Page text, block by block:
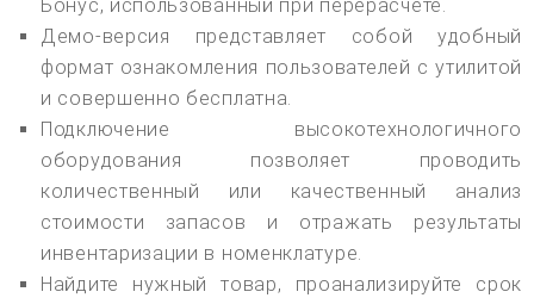
Бонус, использованный при перерасчете.
Демо-версия представляет собой удобный
формат ознакомления пользователей с утилитой
и совершенно бесплатна.
Подключение высокотехнологичного
оборудования позволяет проводить
количественный или качественный анализ
стоимости запасов и отражать результаты
инвентаризации в номенклатуре.
Найдите нужный товар, проанализируйте срок